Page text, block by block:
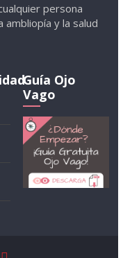
persona
y la salud
Guía Ojo
Vago